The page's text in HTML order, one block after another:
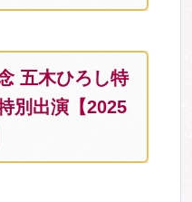
五木ひろし特
別出演【2025